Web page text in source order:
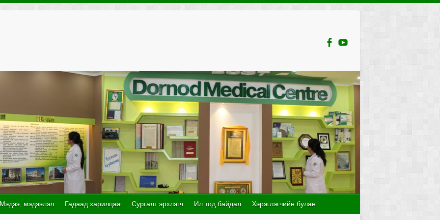
Мэдээ, мэдээлэл Гадаад харилцаа Сургалт эрхлэгч Ил тод байдал Хэрэглэгчийн булан